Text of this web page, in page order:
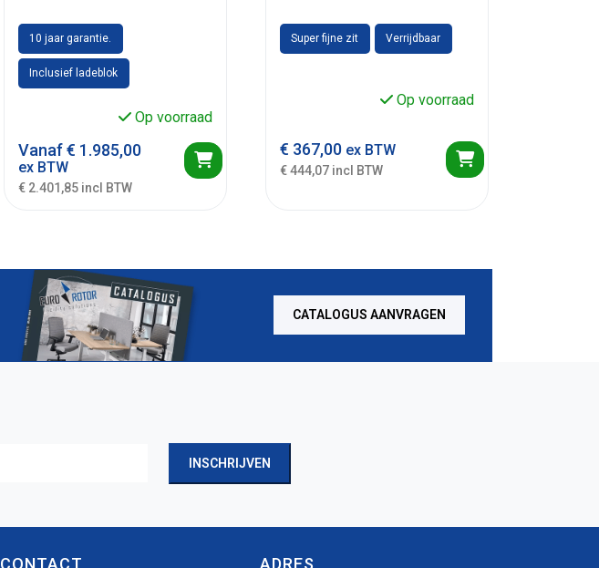
10 jaar garantie.
Inclusief ladeblok
Op voorraad
Vanaf€ 1.985,00
ex BTW
€ 2.401,85 incl BTW
Super fijne zit Verrijdbaar
Op voorraad
€ 367,00 ex BTW
€ 444,07 incl BTW
CATALOGUS AANVRAGEN
INSCHRIJVEN
CONTACT ADRES